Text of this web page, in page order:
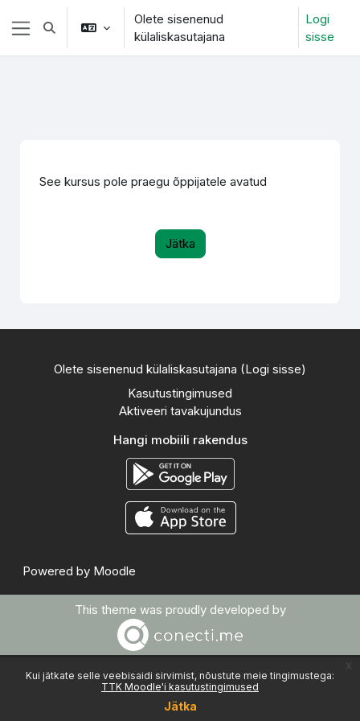
Jäta vahele peasisuni
Kui jätkate selle veebisaidi sirvimist, nõustute meie tingimustega:
TTK Moodle'i kasutustingimused
Jätka
Küljepaneel
Lülitab otsingu sisendi
Olete sisenenud
külaliskasutajana
Logi
sisse
See kursus pole praegu õppijatele avatud
Jätka
Olete sisenenud külaliskasutajana (Logi sisse)
Kasutustingimused
Aktiveeri tavakujundus
Hangi mobiili rakendus
Powered by Moodle
This theme was proudly developed by